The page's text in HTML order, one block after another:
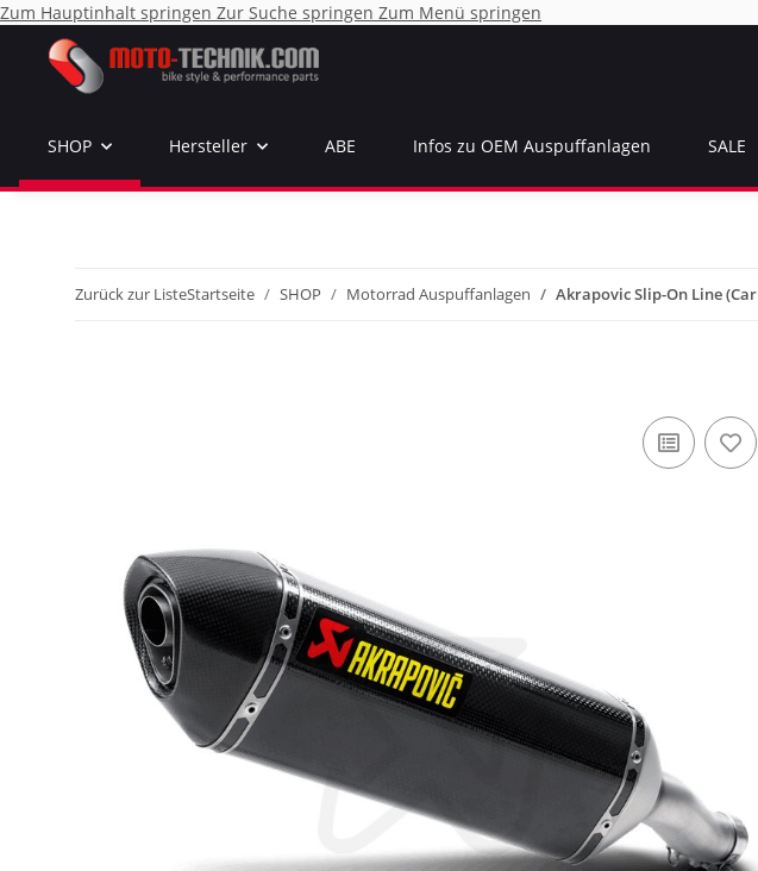
Zum Hauptinhalt springen Zur Suche springen Zum Menü springen
SHOP Hersteller ABE Infos zu OEM Auspuffanlagen SALE
Zurück zur ListeStartseite SHOP Motorrad Auspuffanlagen Akrapovic Slip-On Line